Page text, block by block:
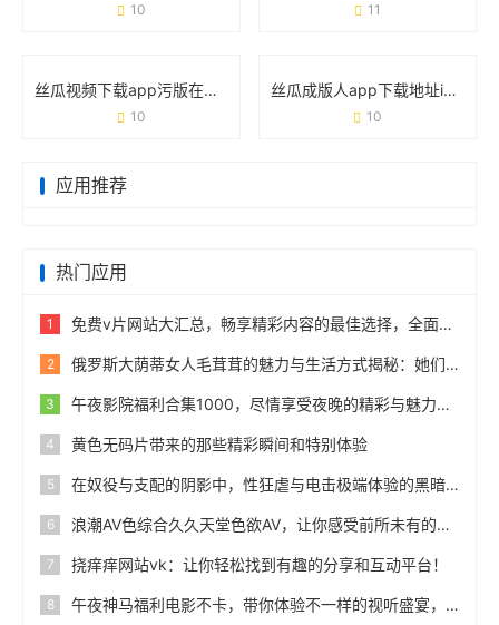
10 11
丝瓜视频下载app污版在线观看网址版背后的用户需求与使用真相
10
丝瓜成版人app下载地址ios版：如何快速获取并安全使用？
10
应用推荐
热门应用
1 免费v片网站大汇总，畅享精彩内容的最佳选择，全面盘点免费v片所有免费网站！
2 俄罗斯大荫蒂女人毛茸茸的魅力与生活方式揭秘：她们的生活品味与独特风采分享
3 午夜影院福利合集1000，尽情享受夜晚的精彩与魅力，视觉盛宴随时随地！
4 黄色无码片带来的那些精彩瞬间和特别体验
5 在奴役与支配的阴影中，性狂虐与电击极端体验的黑暗边缘
6 浪潮AV色综合久久天堂色欲AV，让你感受前所未有的视听盛宴与无尽激情！
7 挠痒痒网站vk：让你轻松找到有趣的分享和互动平台！
8 午夜神马福利电影不卡，带你体验不一样的视听盛宴，畅享午夜电影的独特魅力与乐趣，快来感受吧！